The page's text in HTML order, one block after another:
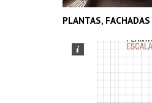
PLANTAS, FACHADAS